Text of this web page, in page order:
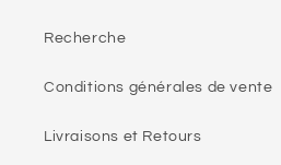
Recherche
Conditions générales de vente
Livraisons et Retours